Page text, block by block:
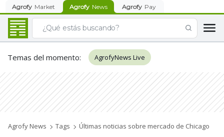
Agrofy Market Agrofy News Agrofy Pay
Temas del momento: AgrofyNews Live
Agrofy News Tags Últimas noticias sobre mercado de Chicago